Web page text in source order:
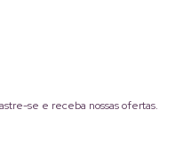
se e receba nossas ofertas.